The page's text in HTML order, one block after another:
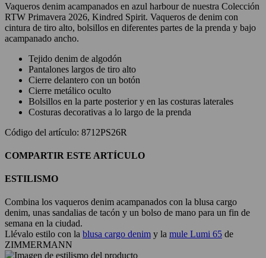
Vaqueros denim acampanados en azul harbour de nuestra Colección
RTW Primavera 2026, Kindred Spirit. Vaqueros de denim con
cintura de tiro alto, bolsillos en diferentes partes de la prenda y bajo
acampanado ancho.
Tejido denim de algodón
Pantalones largos de tiro alto
Cierre delantero con un botón
Cierre metálico oculto
Bolsillos en la parte posterior y en las costuras laterales
Costuras decorativas a lo largo de la prenda
Código del artículo: 8712PS26R
COMPARTIR ESTE ARTÍCULO
ESTILISMO
Combina los vaqueros denim acampanados con la blusa cargo
denim, unas sandalias de tacón y un bolso de mano para un fin de
semana en la ciudad.
Llévalo estilo con la blusa cargo denim y la mule Lumi 65 de
ZIMMERMANN